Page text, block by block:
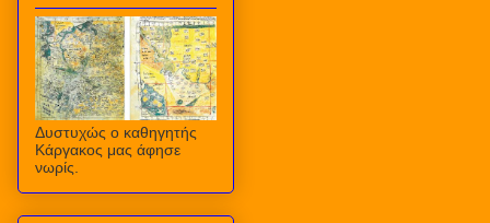
Δυστυχώς ο καθηγητής
Κάργακος μας άφησε
νωρίς.